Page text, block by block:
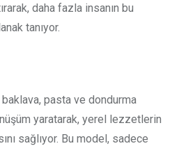
daha fazla insanın bu
tanıyor.
pasta ve dondurma
yaratarak, yerel lezzetlerin
sağlıyor. Bu model, sadece